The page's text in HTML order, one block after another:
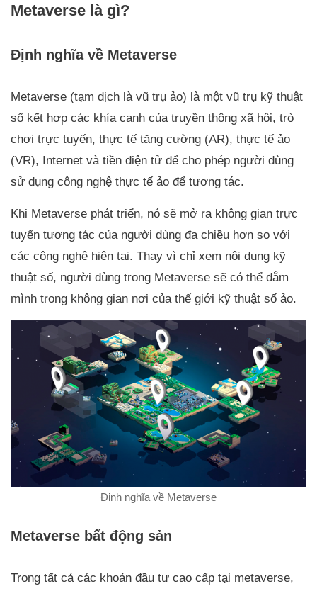
Metaverse là gì?
Định nghĩa về Metaverse
Metaverse (tạm dịch là vũ trụ ảo) là một vũ trụ kỹ thuật
số kết hợp các khía cạnh của truyền thông xã hội, trò
chơi trực tuyến, thực tế tăng cường (AR), thực tế ảo
(VR), Internet và tiền điện tử để cho phép người dùng
sử dụng công nghệ thực tế ảo để tương tác.
Khi Metaverse phát triển, nó sẽ mở ra không gian trực
tuyến tương tác của người dùng đa chiều hơn so với
các công nghệ hiện tại. Thay vì chỉ xem nội dung kỹ
thuật số, người dùng trong Metaverse sẽ có thể đắm
mình trong không gian nơi của thế giới kỹ thuật số ảo.
Định nghĩa về Metaverse
Metaverse bất động sản
Trong tất cả các khoản đầu tư cao cấp tại metaverse,